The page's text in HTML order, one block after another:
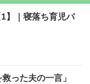
】｜寝落ち育児バ
った夫の一言」